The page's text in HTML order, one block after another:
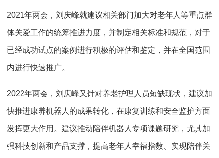
2021年两会，刘庆峰就建议相关部门加大对老年人等重点群
体关爱工作的统筹推进力度，并制定相关标准和规范，对于
已经成功试点的案例进行积极的评估和鉴定，并在全国范围
内进行快速推广。
2022年两会，刘庆峰又针对养老护理人员短缺现状，建议加
快推进康养机器人的成果转化，在康复训练和安全监护方面
发挥更大作用。建议推动陪伴机器人专项课题研究，尤其加
强科技创新和产品支撑，提高老年人幸福指数、实现陪伴关